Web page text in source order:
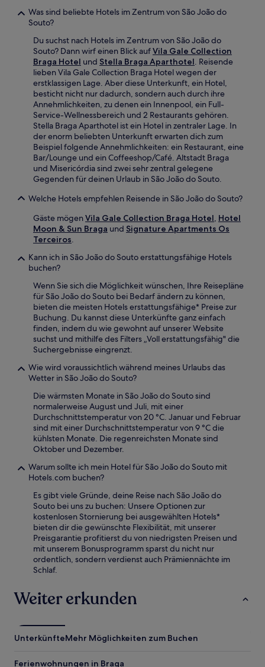
Was sind beliebte Hotels im Zentrum von São João do
Souto?
Du suchst nach Hotels im Zentrum von São João do
Souto? Dann wirf einen Blick aufVila Gale Collection
Braga Hotel und Stella Braga Aparthotel. Reisende
lieben Vila Gale Collection Braga Hotel wegen der
erstklassigen Lage. Aber diese Unterkunft, ein Hotel,
besticht nicht nur dadurch, sondern auch durch ihre
Annehmlichkeiten, zu denen ein Innenpool, ein Full-
Service-Wellnessbereich und 2 Restaurants gehören.
Stella Braga Aparthotel ist ein Hotel in zentraler Lage. In
der enorm beliebten Unterkunft erwarten dich zum
Beispiel folgende Annehmlichkeiten: ein Restaurant, eine
Bar/Lounge und ein Coffeeshop/Café. Altstadt Braga
und Misericórdia sind zwei sehr zentral gelegene
Gegenden für deinen Urlaub in São João do Souto.
Welche Hotels empfehlen Reisende in São João do Souto?
Gäste mögenVila Gale Collection Braga Hotel, Hotel
Moon & Sun Braga und Signature Apartments Os
Terceiros.
Kann ich in São João do Souto erstattungsfähige Hotels
buchen?
Wenn Sie sich die Möglichkeit wünschen, Ihre Reisepläne
für São João do Souto bei Bedarf ändern zu können,
bieten die meisten Hotels erstattungsfähige* Preise zur
Buchung. Du kannst diese Unterkünfte ganz einfach
finden, indem du wie gewohnt auf unserer Website
suchst und mithilfe des Filters „Voll erstattungsfähig" die
Suchergebnisse eingrenzt.
Wie wird voraussichtlich während meines Urlaubs das
Wetter in São João do Souto?
Die wärmsten Monate in São João do Souto sind
normalerweise August und Juli, mit einer
Durchschnittstemperatur von 20 °C. Januar und Februar
sind mit einer Durchschnittstemperatur von 9 °C die
kühlsten Monate. Die regenreichsten Monate sind
Oktober und Dezember.
Warum sollte ich mein Hotel für São João do Souto mit
Hotels.com buchen?
Es gibt viele Gründe, deine Reise nach São João do
Souto bei uns zu buchen: Unsere Optionen zur
kostenlosen Stornierung bei ausgewählten Hotels*
bieten dir die gewünschte Flexibilität, mit unserer
Preisgarantie profitierst du von niedrigsten Preisen und
mit unserem Bonusprogramm sparst du nicht nur
ordentlich, sondern verdienst auch Prämiennächte im
Schlaf.
Weiter erkunden
UnterkünfteMehr Möglichkeiten zum Buchen
Ferienwohnungen in Braga